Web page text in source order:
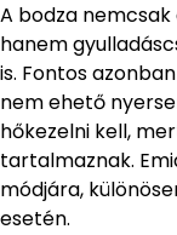
A bodza
hanem
is. Fontos
nem ehető
hőkezelni kell,
tartalmaznak.
módjára,
esetén.